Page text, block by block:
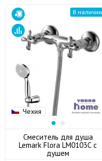
Чехия
В наличии
Смеситель для душа
Lemark Flora LM0103C с
душем